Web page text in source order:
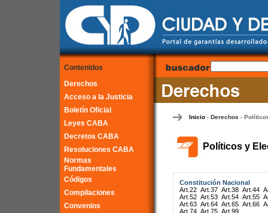
Contenidos
Derechos
Acceso a la Justicia
Boletín Oficial
Leyes CABA
Decretos CABA
Resoluciones CABA
Normas
Fundamentales
Códigos
Compilaciones
Convenios
Inicio- Derechos -
Políticos y
Constitución Nacional
Art.22 Art.37 Art.38 Art.44
Art.52 Art.53 Art.54 Art.55
Art.63 Art.64 Art.65 Art.66
Art.74 Art.75 Art.99